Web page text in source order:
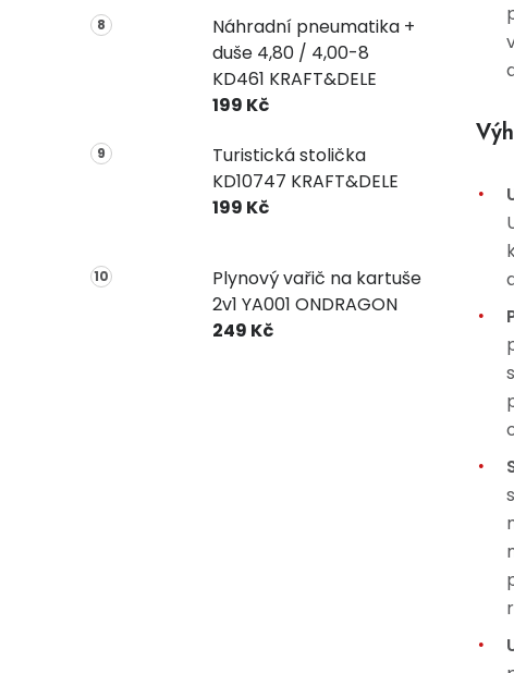
Náhradní pneumatika +
duše 4,80 / 4,00-8
KD461 KRAFT&DELE
199 Kč
Turistická stolička
KD10747 KRAFT&DELE
199 Kč
Plynový vařič na kartuše
2v1 YA001 ONDRAGON
249 Kč